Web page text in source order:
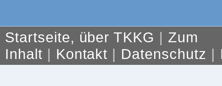
Startseite, über TKKG | Zum
Inhalt | Kontakt | Datenschutz |